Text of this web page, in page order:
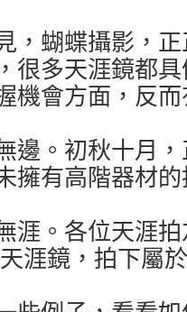
，蝴蝶攝影，
很多天涯鏡都
機會方面，反
邊。初秋十月
擁有高階器材
涯。各位天涯
涯鏡，拍下屬